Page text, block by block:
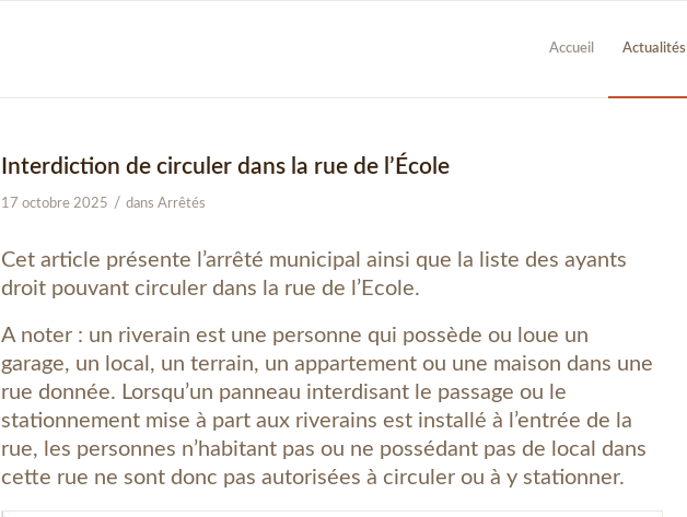
Accueil Actualités
Interdiction de circuler dans la rue de l’École
17 octobre 2025 / dans Arrêtés
Cet article présente l’arrêté municipal ainsi que la liste des ayants
droit pouvant circuler dans la rue de l’Ecole.
A noter : un riverain est une personne qui possède ou loue un
garage, un local, un terrain, un appartement ou une maison dans une
rue donnée. Lorsqu’un panneau interdisant le passage ou le
stationnement mise à part aux riverains est installé à l’entrée de la
rue, les personnes n’habitant pas ou ne possédant pas de local dans
cette rue ne sont donc pas autorisées à circuler ou à y stationner.